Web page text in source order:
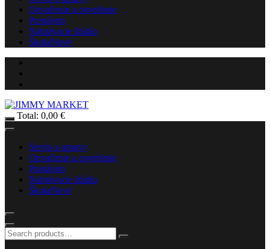
Ozvučenie a osvetlenie
Prenájom
Nahrávacie štúdio
ŠkolaNové
Total: 0,00 €
Servis a opravy
Ozvučenie a osvetlenie
Prenájom
Nahrávacie štúdio
ŠkolaNové